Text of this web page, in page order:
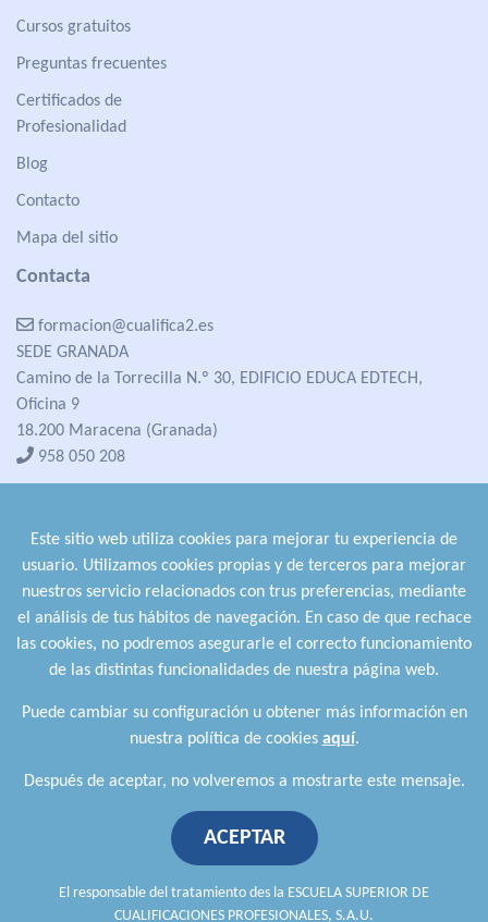
Cursos gratuitos
Preguntas frecuentes
Certificados de
Profesionalidad
Blog
Contacto
Mapa del sitio
Contacta
formacion@cualifica2.es
SEDE GRANADA
Camino de la Torrecilla N.º 30, EDIFICIO EDUCA EDTECH,
Oficina 9
18.200 Maracena (Granada)
958 050 208
958 991 970
Política de privacidad.Política de cookies
Política de Calidad.Comunicación a proveedores
Escuela Superior de Cualificaciones Profesionales © 2026
Este sitio web utiliza cookies para mejorar tu experiencia de
usuario. Utilizamos cookies propias y de terceros para mejorar
nuestros servicio relacionados con trus preferencias, mediante
el análisis de tus hábitos de navegación. En caso de que rechace
las cookies, no podremos asegurarle el correcto funcionamiento
de las distintas funcionalidades de nuestra página web.
Puede cambiar su configuración u obtener más información en
nuestra política de cookies aquí.
Después de aceptar, no volveremos a mostrarte este mensaje.
ACEPTAR
El responsable del tratamiento des la ESCUELA SUPERIOR DE
CUALIFICACIONES PROFESIONALES, S.A.U.